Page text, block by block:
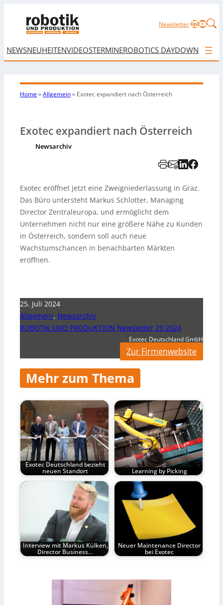
NewsletterLinkedIn
NEWSNEUHEITENVIDEOSTERMINEROBOTICS DAYDOWNLOAD
Home»Allgemein» Exotec expandiert nach Österreich
Exotec expandiert nach Österreich
Newsarchiv
Exotec eröffnet jetzt eine Zweigniederlassung in Graz.
Das Büro untersteht Markus Schlotter, Managing
Director Zentraleuropa, und ermöglicht dem
Unternehmen nicht nur eine größere Nähe zu Kunden
in Österreich, sondern soll auch neue
Wachstumschancen in benachbarten Märkten
eröffnen.
25. Juli 2024
Allgemein, Newsarchiv
ROBOTIK UND PRODUKTION Newsletter 29 2024
Exotec Deutschland GmbH
Zur Firmenwebsite
Mehr zum Thema
Exotec Deutschland bezieht
neuen Standort Learning by Picking
Interview mit Markus Külken,
Director Business…
Neuer Maintenance Director
bei Exotec